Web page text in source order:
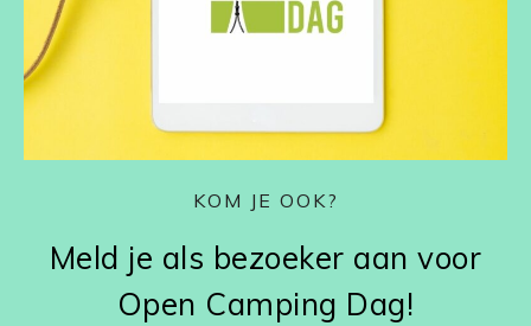
KOM JE OOK?
Meld je als bezoeker aan voor
Open Camping Dag!